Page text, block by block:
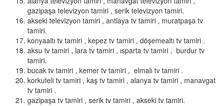
gazipaşa televizyon tamiri , serik televizyon tamiri.
akseki televizyon tamiri , antlaya tv tamiri , muratpaşa tv
tamiri.
konyaaltı tv tamiri , kepez tv tamiri , döşemealtı tv tamiri .
aksu tv tamiri , lara tv tamiri , ısparta tv tamiri , burdur tv
tamiri.
bucak tv tamiri , kemer tv tamiri , elmalı tv tamiri .
korkuteli tv tamiri , kaş tv tamiri , alanya tv tamiri , manavgat
tv tamiri .
gazipaşa tv tamiri , serik tv tamiri , akseki tv tamiri.